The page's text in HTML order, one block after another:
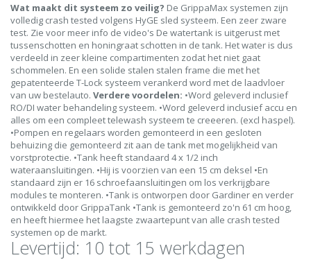
Wat maakt dit systeem zo veilig? De GrippaMax systemen zijn
volledig crash tested volgens HyGE sled systeem. Een zeer zware
test. Zie voor meer info de video's De watertank is uitgerust met
tussenschotten en honingraat schotten in de tank. Het water is dus
verdeeld in zeer kleine compartimenten zodat het niet gaat
schommelen. En een solide stalen stalen frame die met het
gepatenteerde T-Lock systeem verankerd word met de laadvloer
van uw bestelauto. Verdere voordelen: •Word geleverd inclusief
RO/DI water behandeling systeem. •Word geleverd inclusief accu en
alles om een compleet telewash systeem te creeeren. (excl haspel).
•Pompen en regelaars worden gemonteerd in een gesloten
behuizing die gemonteerd zit aan de tank met mogelijkheid van
vorstprotectie. •Tank heeft standaard 4 x 1/2 inch
wateraansluitingen. •Hij is voorzien van een 15 cm deksel •En
standaard zijn er 16 schroefaansluitingen om los verkrijgbare
modules te monteren. •Tank is ontworpen door Gardiner en verder
ontwikkeld door GrippaTank •Tank is gemonteerd zo'n 61 cm hoog,
en heeft hiermee het laagste zwaartepunt van alle crash tested
systemen op de markt.
Levertijd: 10 tot 15 werkdagen